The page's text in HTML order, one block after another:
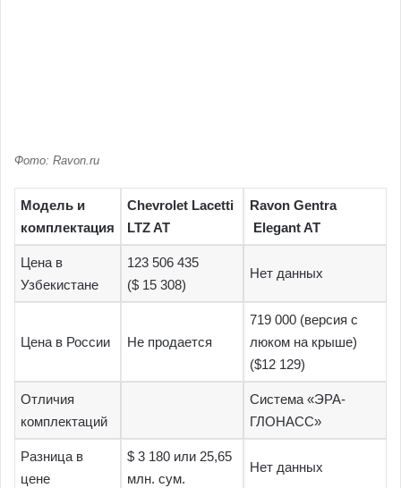
Фото: Ravon.ru
Модель и
комплектация
Chevrolet Lacetti
LTZ AT
Ravon Gentra
Elegant AT
Цена в
Узбекистане
123 506 435
($ 15 308)
Нет данных
Цена в России Не продается
719 000 (версия с
люком на крыше)
($12 129)
Отличия
комплектаций
Система «ЭРА-
ГЛОНАСС»
Разница в
цене
$ 3 180 или 25,65
млн. сум.
Нет данных